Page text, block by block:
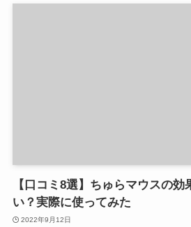
【口コミ8選】ちゅらマウスの
い？実際に使ってみた
2022年9月12日